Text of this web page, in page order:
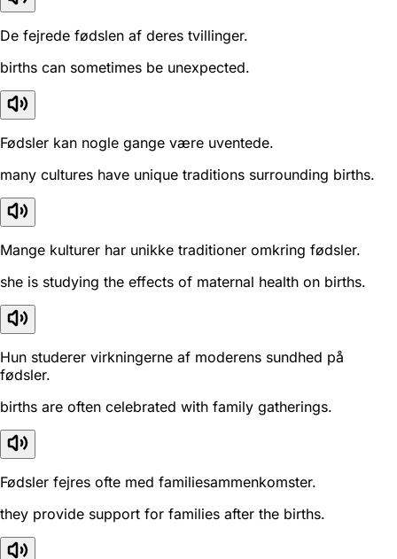
De fejrede fødslen af deres tvillinger.
births can sometimes be unexpected.
Fødsler kan nogle gange være uventede.
many cultures have unique traditions surrounding births.
Mange kulturer har unikke traditioner omkring fødsler.
she is studying the effects of maternal health on births.
Hun studerer virkningerne af moderens sundhed på
fødsler.
births are often celebrated with family gatherings.
Fødsler fejres ofte med familiesammenkomster.
they provide support for families after the births.